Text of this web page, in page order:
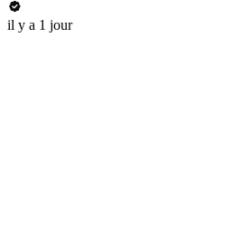
il y a 1 jour